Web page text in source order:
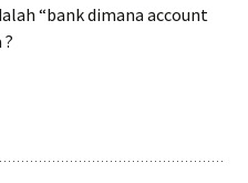
“bank dimana account